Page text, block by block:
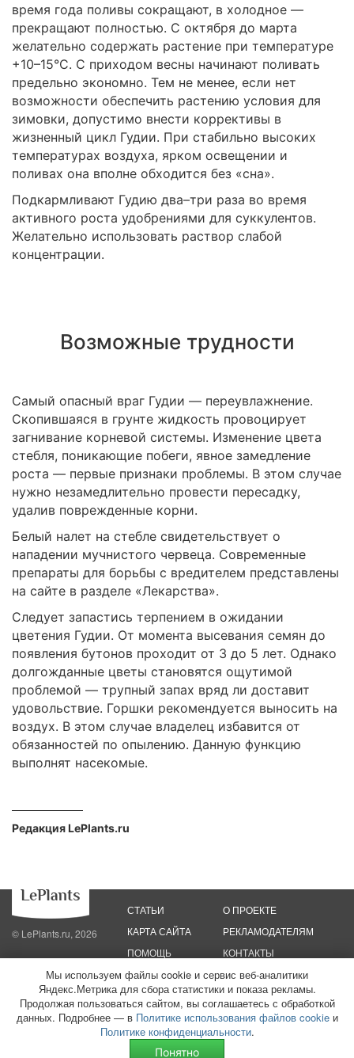
время года поливы сокращают, в холодное —
прекращают полностью. С октября до марта
желательно содержать растение при температуре
+10–15°C. С приходом весны начинают поливать
предельно экономно. Тем не менее, если нет
возможности обеспечить растению условия для
зимовки, допустимо внести коррективы в
жизненный цикл Гудии. При стабильно высоких
температурах воздуха, ярком освещении и
поливах она вполне обходится без «сна».
Подкармливают Гудию два–три раза во время
активного роста удобрениями для суккулентов.
Желательно использовать раствор слабой
концентрации.
Возможные трудности
Самый опасный враг Гудии — переувлажнение.
Скопившаяся в грунте жидкость провоцирует
загнивание корневой системы. Изменение цвета
стебля, поникающие побеги, явное замедление
роста — первые признаки проблемы. В этом случае
нужно незамедлительно провести пересадку,
удалив поврежденные корни.
Белый налет на стебле свидетельствует о
нападении мучнистого червеца. Современные
препараты для борьбы с вредителем представлены
на сайте в разделе «Лекарства».
Следует запастись терпением в ожидании
цветения Гудии. От момента высевания семян до
появления бутонов проходит от 3 до 5 лет. Однако
долгожданные цветы становятся ощутимой
проблемой — трупный запах вряд ли доставит
удовольствие. Горшки рекомендуется выносить на
воздух. В этом случае владелец избавится от
обязанностей по опылению. Данную функцию
выполнят насекомые.
Редакция LePlants.ru
© LePlants.ru, 2026
СТАТЬИ
КАРТА САЙТА
ПОМОЩЬ
О ПРОЕКТЕ
РЕКЛАМОДАТЕЛЯМ
КОНТАКТЫ
Политика конфиденциальности
Политика использования файлов cookie
Пользовательское соглашение
Редакционные стандарты
ООО «Трафик»
ИНН 7813175200 ОГРН 1027806866724
Монетизация
Мы используем файлы cookie и сервис веб-аналитики
Яндекс.Метрика для сбора статистики и показа рекламы.
Продолжая пользоваться сайтом, вы соглашаетесь с обработкой
данных. Подробнее — в Политике использования файлов cookieи
Политике конфиденциальности.
Понятно